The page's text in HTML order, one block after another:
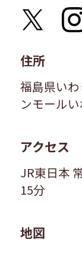
住所
福島県い
ンモール
アクセス
JR東日本
15分
地図